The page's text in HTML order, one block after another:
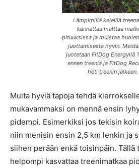
Lämpimillä keleillä
kannattaa malttaa
pituuksissa ja muistaa
juottamisesta hyvin.
juotetaan FitDog Energyllä
ennen treeniä ja FitDog
heti treenin jälkeen.
Muita hyviä tapoja tehdä
mukavammaksi on mennä ensin
pidempi. Esimerkiksi jos tekisin
niin menisin ensin 2,5 km lenkin ja
siihen perään enkä toisinpäin. Tällä
helpompi kasvattaa treenimatkaa